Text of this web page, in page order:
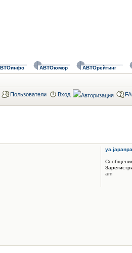
АВТОюмор АВТОрейтинг
Пользователи Вход
am